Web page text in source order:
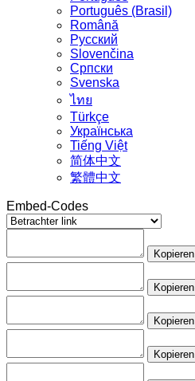
Português (Brasil)
Română
Русский
Slovenčina
Српски
Svenska
ไทย
Türkçe
Українська
Tiếng Việt
简体中文
繁體中文
Embed-Codes
Kopieren
Kopieren
Kopieren
Kopieren